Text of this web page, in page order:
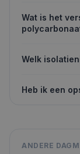
Wat is het
Welk
Heb ik een
ANDERE